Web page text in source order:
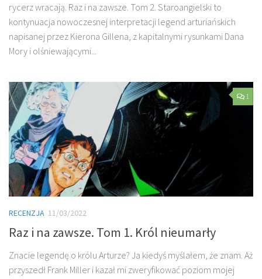
rycerz wracają. Raz i na zawsze. Tom 2. Staroangielski to
kontynuacja nowoczesnej interpretacji legend arturiańskich
napisanej przez Kierona Gillena, z kapitalnymi rysunkami Dana
Mory i olśniewającymi...
1
RECENZJA 11/03/2022
Raz i na zawsze. Tom 1. Król nieumarły
Znacie legendę o królu Arturze? Ja kiedyś myślałem, że znam. Aż
przyszedł Frank Miller i kazał mi zweryfikować poziom mojej